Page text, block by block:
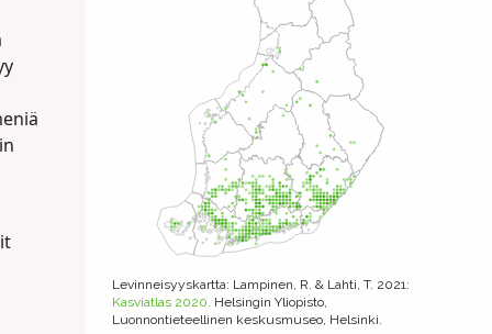
Levinneisyyskartta: Lampinen, R. & Lahti, T. 2021:
Kasviatlas 2020. Helsingin Yliopisto,
Luonnontieteellinen keskusmuseo, Helsinki.